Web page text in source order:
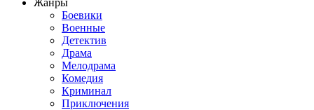
Жанры
Боевики
Военные
Детектив
Драма
Мелодрама
Комедия
Криминал
Приключения